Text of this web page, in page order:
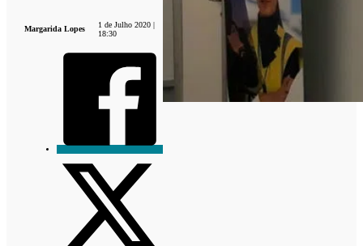
Margarida Lopes
1 de Julho 2020 |
18:30